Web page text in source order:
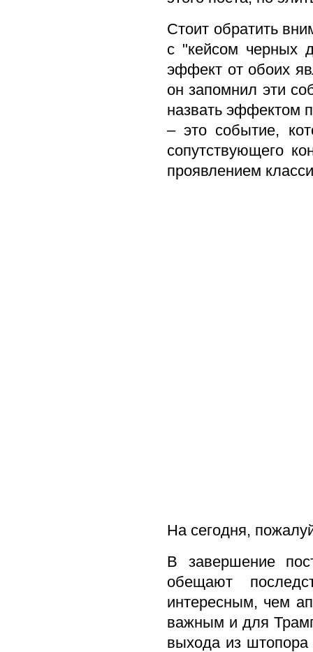
Стоит обратить
с "кейсом черных
эффект от обоих
он запомнил эти
назвать эффектом
– это событие,
сопутствующего
проявлением
На сегодня,
В завершение
обещают
интересным, чем
важным и для
выхода из штопора